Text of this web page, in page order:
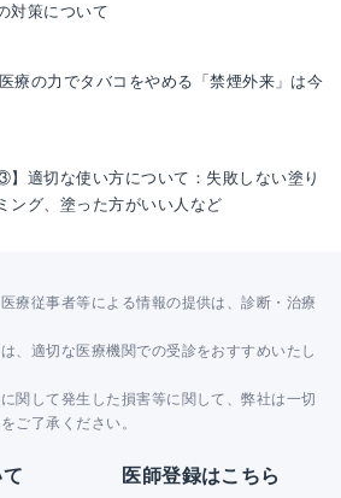
対策について
医療の力でタバコをやめる「禁煙外来」は今
】適切な使い方について：失敗しない塗り
ング、塗った方がいい人など
療従事者等による情報の提供は、診断・治療
、適切な医療機関での受診をおすすめいたし
関して発生した損害等に関して、弊社は一切
ご了承ください。
医師登録はこちら